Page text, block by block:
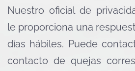
Nuestro oficial de
le proporciona una
días hábiles. Puede
contacto de quejas